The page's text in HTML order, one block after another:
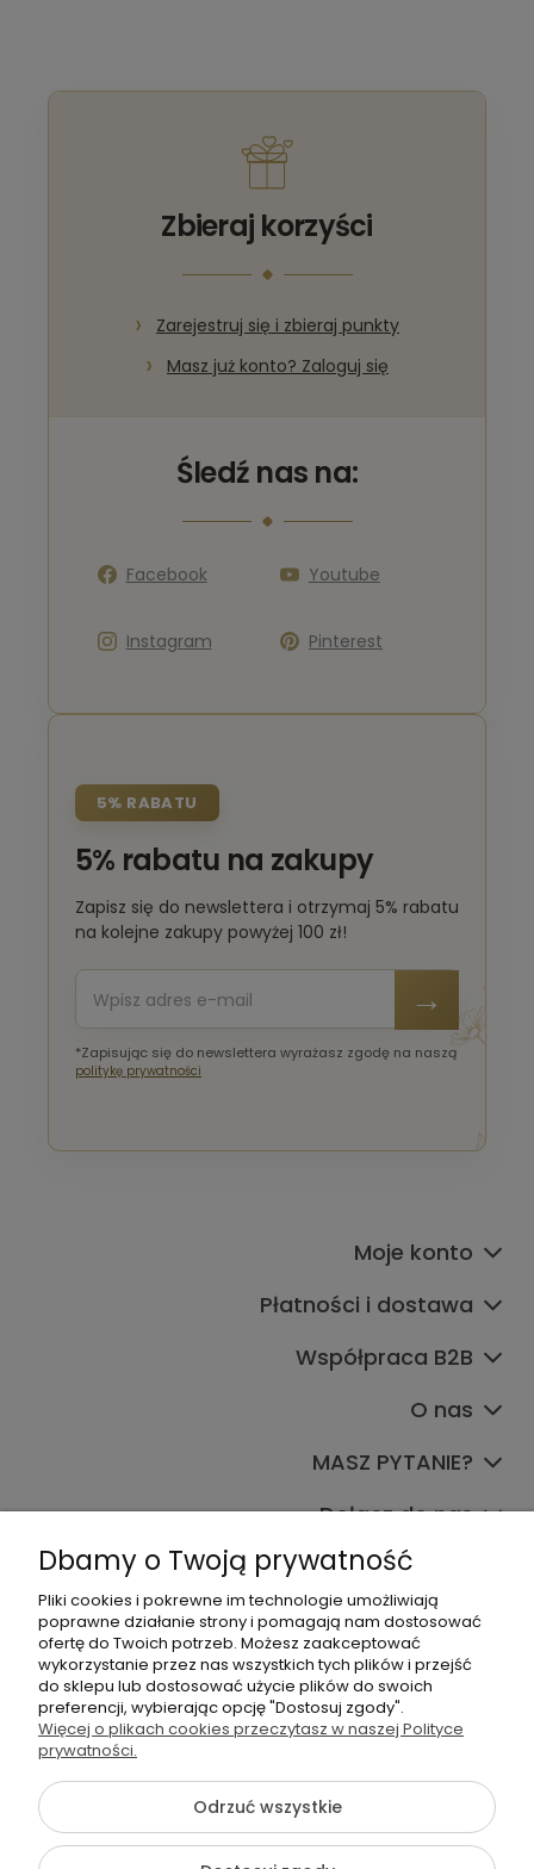
Zbieraj korzyści
Zarejestruj się i zbieraj punkty
Masz już konto? Zaloguj się
Śledź nas na:
Facebook Youtube
Instagram Pinterest
5% RABATU
5% rabatu na zakupy
Zapisz się do newslettera i otrzymaj 5% rabatu
na kolejne zakupy powyżej 100 zł!
*Zapisując się do newslettera wyrażasz zgodę na naszą
politykę prywatności
Moje konto
Płatności i dostawa
Współpraca B2B
O nas
MASZ PYTANIE?
Dołącz do nas
+48 570 367 989
biuro.tadam@gmail.com
©2026 Wszelkie Prawa Zastrzeżone | TADAM Pracownia
Kreatywna
Dbamy o Twoją prywatność
Pliki cookies i pokrewne im technologie umożliwiają
poprawne działanie strony i pomagają nam dostosować
ofertę do Twoich potrzeb. Możesz zaakceptować
wykorzystanie przez nas wszystkich tych plików i przejść
do sklepu lub dostosować użycie plików do swoich
preferencji, wybierając opcję "Dostosuj zgody".
Więcej o plikach cookies przeczytasz w naszej Polityce
prywatności.
Odrzuć wszystkie